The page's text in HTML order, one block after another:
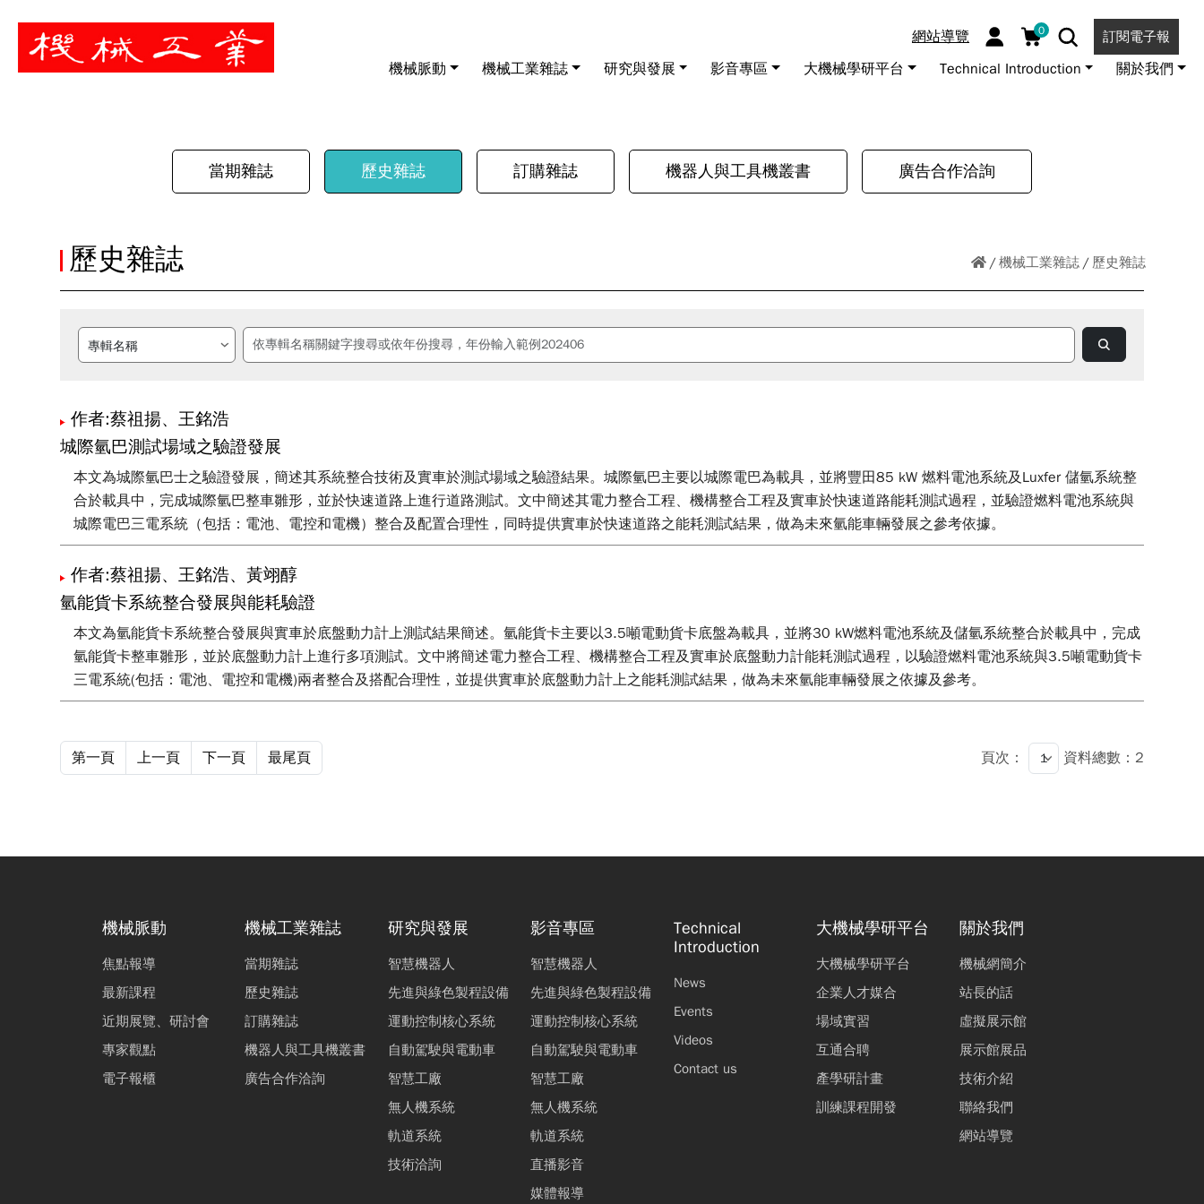
網站導覽 0 訂閱電子報
機械脈動 機械工業雜誌 研究與發展 影音專區 大機械學研平台 Technical Introduction 關於我們
暫停
當期雜誌 歷史雜誌 訂購雜誌 機器人與工具機叢書 廣告合作洽詢
機械工業雜誌 歷史雜誌
歷史雜誌
作者:蔡祖揚、王銘浩
城際氫巴測試場域之驗證發展
本文為城際氫巴士之驗證發展，簡述其系統整合技術及實車於測試場域之驗證結果。城際氫巴主要以城際電巴為載具，並將豐田85 kW 燃料電池系統及Luxfer 儲氫系統整
合於載具中，完成城際氫巴整車雛形，並於快速道路上進行道路測試。文中簡述其電力整合工程、機構整合工程及實車於快速道路能耗測試過程，並驗證燃料電池系統與
城際電巴三電系統（包括：電池、電控和電機）整合及配置合理性，同時提供實車於快速道路之能耗測試結果，做為未來氫能車輛發展之參考依據。
作者:蔡祖揚、王銘浩、黃翊醇
氫能貨卡系統整合發展與能耗驗證
本文為氫能貨卡系統整合發展與實車於底盤動力計上測試結果簡述。氫能貨卡主要以3.5噸電動貨卡底盤為載具，並將30 kW燃料電池系統及儲氫系統整合於載具中，完成
氫能貨卡整車雛形，並於底盤動力計上進行多項測試。文中將簡述電力整合工程、機構整合工程及實車於底盤動力計能耗測試過程，以驗證燃料電池系統與3.5噸電動貨卡
三電系統(包括：電池、電控和電機)兩者整合及搭配合理性，並提供實車於底盤動力計上之能耗測試結果，做為未來氫能車輛發展之依據及參考。
第一頁 上一頁 下一頁 最尾頁 頁次： 資料總數：2
機械脈動
焦點報導
最新課程
近期展覽、研討會
專家觀點
電子報櫃
機械工業雜誌
當期雜誌
歷史雜誌
訂購雜誌
機器人與工具機叢書
廣告合作洽詢
研究與發展
智慧機器人
先進與綠色製程設備
運動控制核心系統
自動駕駛與電動車
智慧工廠
無人機系統
軌道系統
技術洽詢
影音專區
智慧機器人
先進與綠色製程設備
運動控制核心系統
自動駕駛與電動車
智慧工廠
無人機系統
軌道系統
直播影音
媒體報導
Technical
Introduction
News
Events
Videos
Contact us
大機械學研平台
大機械學研平台
企業人才媒合
場域實習
互通合聘
產學研計畫
訓練課程開發
關於我們
機械網簡介
站長的話
虛擬展示館
展示館展品
技術介紹
聯絡我們
網站導覽